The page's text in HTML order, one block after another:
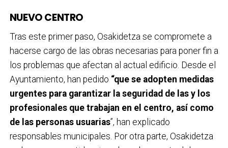
NUEVO CENTRO
Tras este primer paso, Osakidetza se compromete a
hacerse cargo de las obras necesarias para poner fin a
los problemas que afectan al actual edificio. Desde el
Ayuntamiento, han pedido “que se adopten medidas
urgentes para garantizar la seguridad de las y los
profesionales que trabajan en el centro, así como
de las personas usuarias”, han explicado
responsables municipales. Por otra parte, Osakidetza